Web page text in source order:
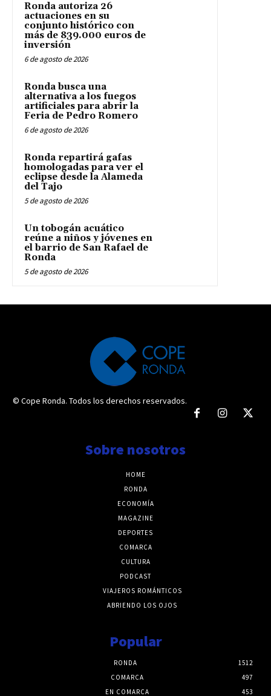
Ronda autoriza 26
actuaciones en su
conjunto histórico con
más de 839.000 euros de
inversión
6 de agosto de 2026
Ronda busca una
alternativa a los fuegos
artificiales para abrir la
Feria de Pedro Romero
6 de agosto de 2026
Ronda repartirá gafas
homologadas para ver el
eclipse desde la Alameda
del Tajo
5 de agosto de 2026
Un tobogán acuático
reúne a niños y jóvenes en
el barrio de San Rafael de
Ronda
5 de agosto de 2026
© Cope Ronda. Todos los derechos reservados.
Sobre nosotros
HOME
RONDA
ECONOMÍA
MAGAZINE
DEPORTES
COMARCA
CULTURA
PODCAST
VIAJEROS ROMÁNTICOS
ABRIENDO LOS OJOS
Popular
RONDA
1512
COMARCA
497
EN COMARCA
453